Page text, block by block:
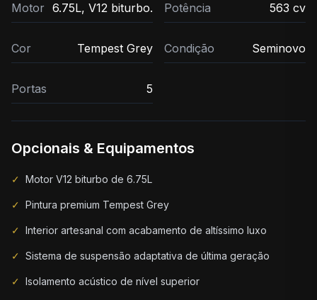
Motor 6.75L, V12 biturbo. Potência 563 cv
Cor Tempest Grey Condição Seminovo
Portas 5
Opcionais & Equipamentos
✓ Motor V12 biturbo de 6.75L
✓ Pintura premium Tempest Grey
✓ Interior artesanal com acabamento de altíssimo luxo
✓ Sistema de suspensão adaptativa de última geração
✓ Isolamento acústico de nível superior